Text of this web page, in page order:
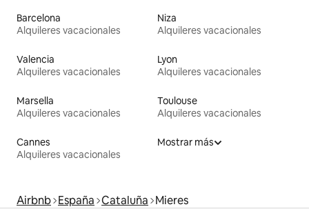
Barcelona
Alquileres vacacionales
Niza
Alquileres vacacionales
Valencia
Alquileres vacacionales
Lyon
Alquileres vacacionales
Marsella
Alquileres vacacionales
Toulouse
Alquileres vacacionales
Cannes
Alquileres vacacionales
Mostrar más
Airbnb España Cataluña Mieres